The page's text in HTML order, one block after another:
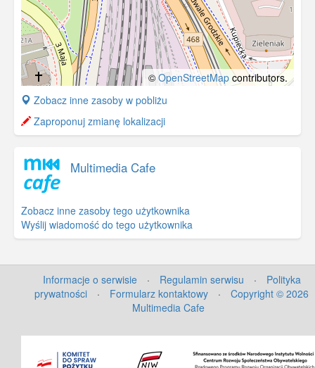
© OpenStreetMap contributors.
+
−
Zobacz inne zasoby w pobliżu
Zaproponuj zmianę lokalizacji
Multimedia Cafe
Zobacz inne zasoby tego użytkownika
Wyślij wiadomość do tego użytkownika
Informacje o serwisie · Regulamin serwisu ·
Polityka
prywatności
· Formularz kontaktowy ·
Copyright © 2026
Multimedia Cafe